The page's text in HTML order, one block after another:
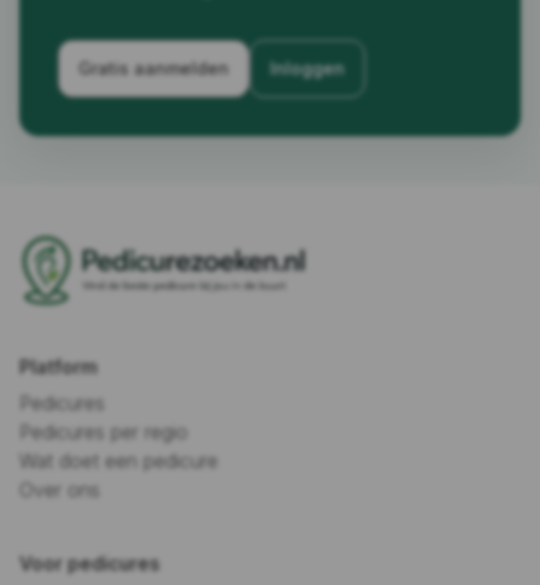
Gratis aanmelden Inloggen
Platform
Pedicures
Pedicures per regio
Wat doet een pedicure
Over ons
Voor pedicures